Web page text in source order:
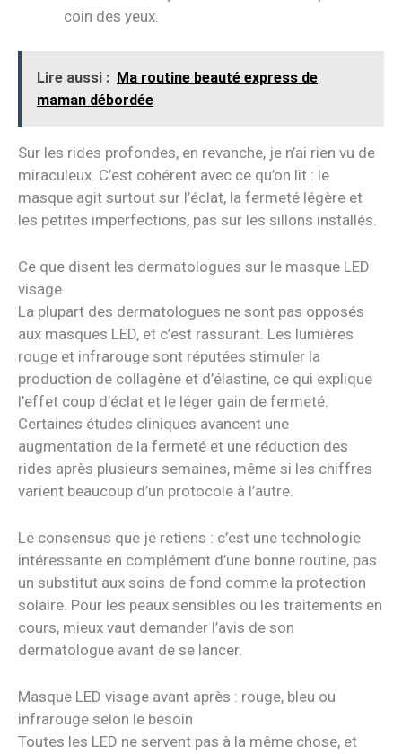
coin des yeux.
Lire aussi : Ma routine beauté express de
maman débordée
Sur les rides profondes, en revanche, je n’ai rien vu de
miraculeux. C’est cohérent avec ce qu’on lit : le
masque agit surtout sur l’éclat, la fermeté légère et
les petites imperfections, pas sur les sillons installés.
Ce que disent les dermatologues sur le masque LED
visage
La plupart des dermatologues ne sont pas opposés
aux masques LED, et c’est rassurant. Les lumières
rouge et infrarouge sont réputées stimuler la
production de collagène et d’élastine, ce qui explique
l’effet coup d’éclat et le léger gain de fermeté.
Certaines études cliniques avancent une
augmentation de la fermeté et une réduction des
rides après plusieurs semaines, même si les chiffres
varient beaucoup d’un protocole à l’autre.
Le consensus que je retiens : c’est une technologie
intéressante en complément d’une bonne routine, pas
un substitut aux soins de fond comme la protection
solaire. Pour les peaux sensibles ou les traitements en
cours, mieux vaut demander l’avis de son
dermatologue avant de se lancer.
Masque LED visage avant après : rouge, bleu ou
infrarouge selon le besoin
Toutes les LED ne servent pas à la même chose, et